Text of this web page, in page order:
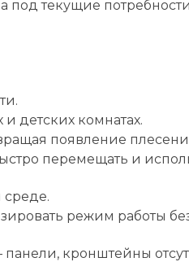
под текущие
детских комнатах.
появление
перемещать и
режим работы
кронштейны